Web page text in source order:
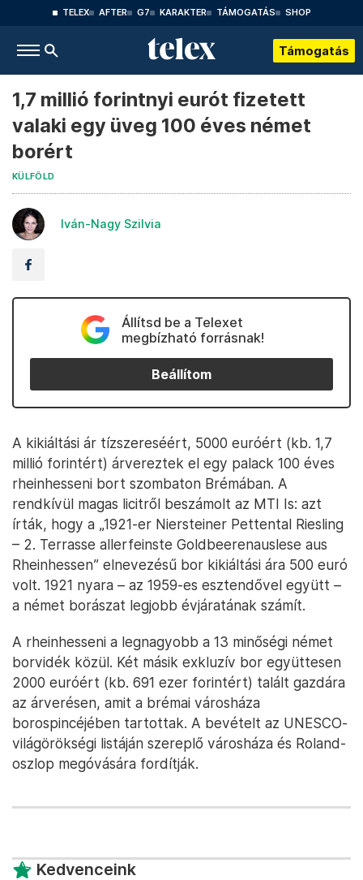
TELEX AFTER G7 KARAKTER TÁMOGATÁS SHOP
Támogatás
1,7 millió forintnyi eurót fizetett
valaki egy üveg 100 éves német
borért
KÜLFÖLD
Iván-Nagy Szilvia
Állítsd be a Telexet
megbízható forrásnak!
Beállítom
A kikiáltási ár tízszereséért, 5000 euróért (kb. 1,7
millió forintért) árvereztek el egy palack 100 éves
rheinhesseni bort szombaton Brémában. A
rendkívül magas licitről beszámolt az MTI Is: azt
írták, hogy a „1921-er Niersteiner Pettental Riesling
– 2. Terrasse allerfeinste Goldbeerenauslese aus
Rheinhessen” elnevezésű bor kikiáltási ára 500 euró
volt. 1921 nyara – az 1959-es esztendővel együtt –
a német borászat legjobb évjáratának számít.
A rheinhesseni a legnagyobb a 13 minőségi német
borvidék közül. Két másik exkluzív bor együttesen
2000 euróért (kb. 691 ezer forintért) talált gazdára
az árverésen, amit a brémai városháza
borospincéjében tartottak. A bevételt az UNESCO-
világörökségi listáján szereplő városháza és Roland-
oszlop megóvására fordítják.
Kedvenceink